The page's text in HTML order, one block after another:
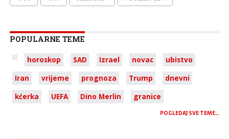
POPULARNE TEME
horoskop SAD Izrael novac
ubistvo
Iran
vrijeme prognoza Trump
dnevni
kćerka
UEFA Dino Merlin granice
POGLEDAJ SVE TEME…